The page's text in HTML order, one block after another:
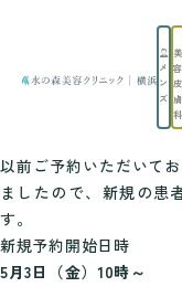
メ
ン
ズ
美
容
皮
膚
科
TOP 【お知らせ】竹江
先日お知らせのとおり
以前ご予約いただいて
ましたので、新規の患
す。
新規予約開始日時
5月3日（金）10時～